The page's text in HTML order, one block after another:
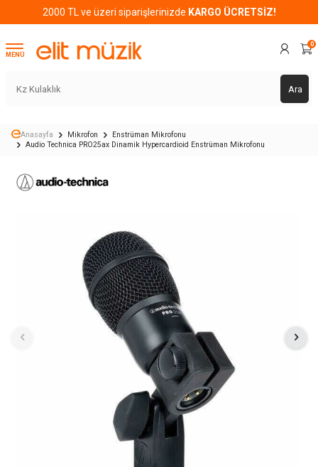
2000 TL ve üzeri siparişlerinizde KARGO ÜCRETSİZ!
MENÜ
Ara
0
Anasayfa Mikrofon
Enstrüman Mikrofonu
Audio Technica PRO25ax Dinamik Hypercardioid Enstrüman Mikrofonu